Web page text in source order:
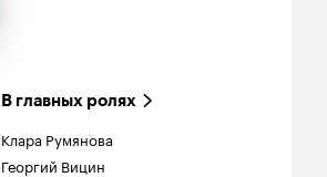
В главных ролях
Клара Румянова
Георгий Вицин